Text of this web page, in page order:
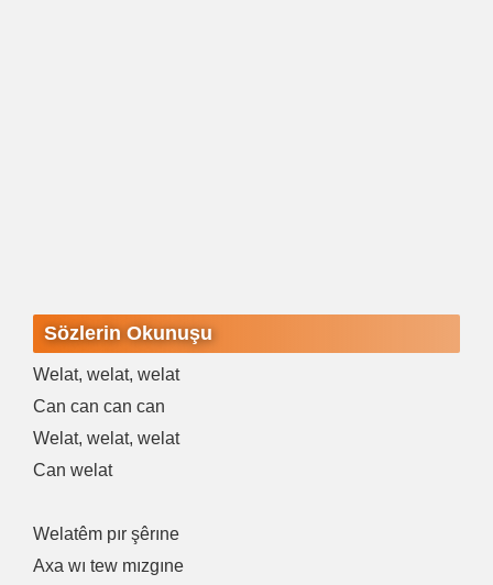
Sözlerin Okunuşu
Welat, welat, welat
Can can can can
Welat, welat, welat
Can welat
Welatêm pır şêrıne
Axa wı tew mızgıne